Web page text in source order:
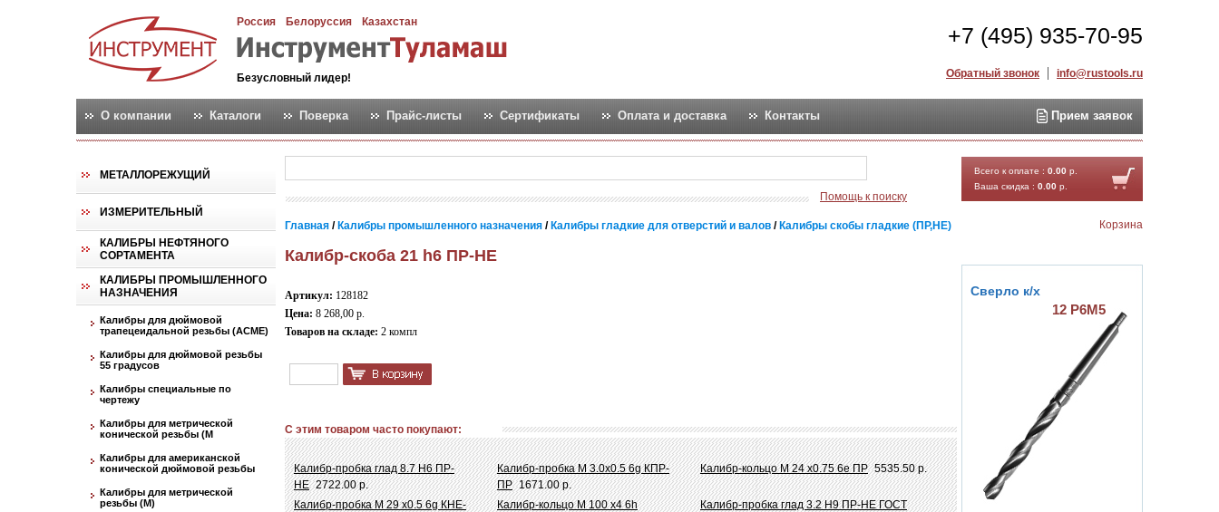
Россия Белоруссия Казахстан
Безусловный лидер!
+7 (495) 935-70-95
Обратный звонок info@rustools.ru
О компании Каталоги Поверка Прайс-листы Сертификаты Оплата и доставка Контакты Прием заявок
МЕТАЛЛОРЕЖУЩИЙ
ИЗМЕРИТЕЛЬНЫЙ
КАЛИБРЫ НЕФТЯНОГО
СОРТАМЕНТА
КАЛИБРЫ ПРОМЫШЛЕННОГО
НАЗНАЧЕНИЯ
Калибры для дюймовой
трапецеидальной резьбы (АСМЕ)
Калибры для дюймовой резьбы
55 градусов
Калибры специальные по
чертежу
Калибры для метрической
конической резьбы (М
Калибры для американской
конической дюймовой резьбы
Калибры для метрической
резьбы (М)
Помощь к поиску
Всего к оплате : 0.00 р.
Ваша скидка : 0.00 р.
Корзина
Главная / Калибры промышленного назначения / Калибры гладкие для отверстий и валов / Калибры скобы гладкие (ПР,НЕ)
Калибр-скоба 21 h6 ПР-НЕ
Артикул: 128182
Цена: 8 268,00 р.
Товаров на складе: 2 компл
С этим товаром часто покупают:
Калибр-пробка глад 8.7 Н6 ПР-
НЕ 2722.00 р.
Калибр-пробка М 3.0х0.5 6g КПР-
ПР 1671.00 р.
Калибр-кольцо М 24 х0.75 6e ПР 5535.50 р.
Калибр-пробка М 29 х0.5 6g КНЕ-
Калибр-кольцо М 100 х4 6h
Калибр-пробка глад 3.2 Н9 ПР-НЕ ГОСТ
Сверло к/х
12 Р6М5